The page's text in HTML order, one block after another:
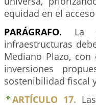
equidad en el
PARÁGRAFO. La
infraestructuras
Mediano Plazo,
inversiones
sostenibilidad fiscal
ARTÍCULO 17.